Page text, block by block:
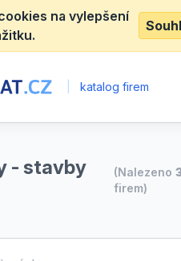
na vylepšení
katalog firem
- stavby
(Nalezeno
firem)